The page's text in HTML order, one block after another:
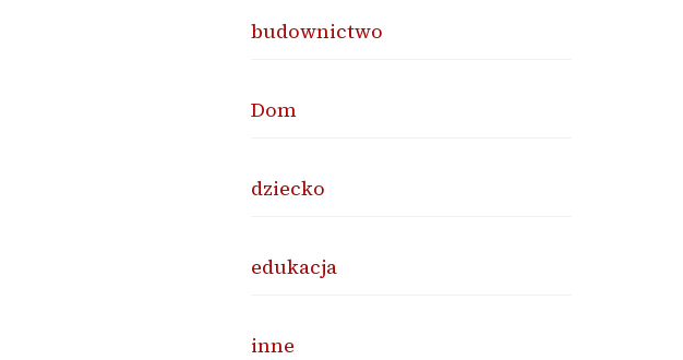
budownictwo
Dom
dziecko
edukacja
inne